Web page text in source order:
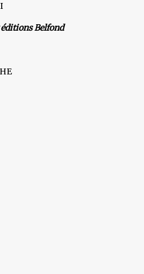
Belfond